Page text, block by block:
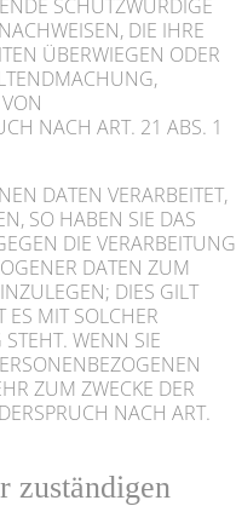
SCHUTZWÜRDIGE
DIE IHRE
ÜBERWIEGEN ODER
NACH ART. 21 ABS. 1
DATEN VERARBEITET,
SO HABEN SIE DAS
DIE VERARBEITUNG
DATEN ZUM
DIES GILT
ES MIT SOLCHER
WENN SIE
ZUM ZWECKE DER
NACH ART.
zuständigen